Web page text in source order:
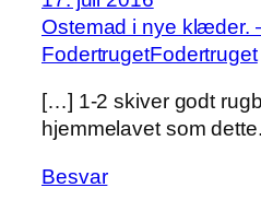
Ostemad i nye klæder.
FodertrugetFodertruget
[…] 1-2 skiver godt
hjemmelavet som
Besvar